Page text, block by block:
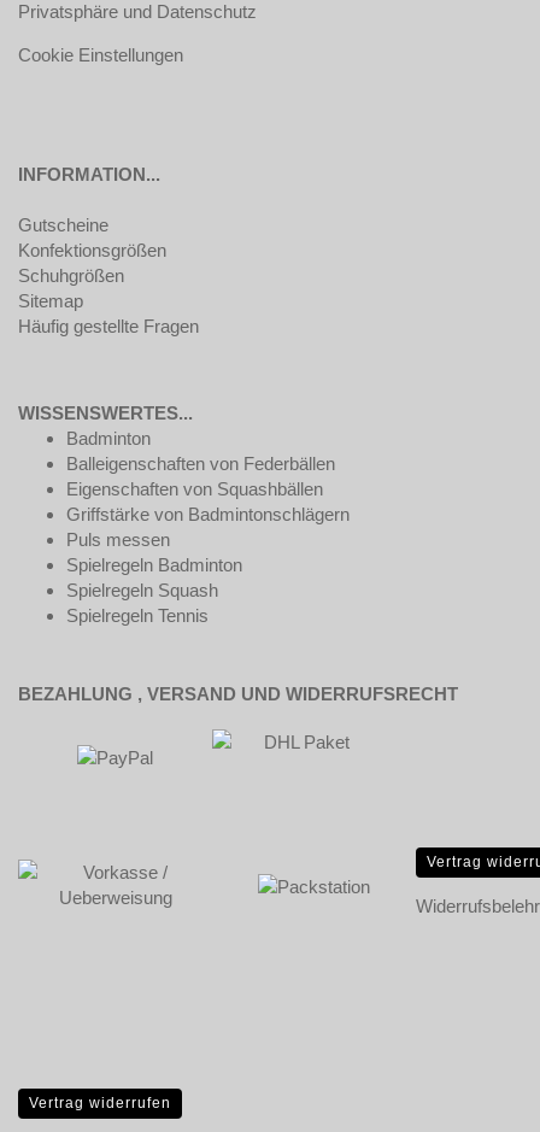
Privatsphäre und Datenschutz
Cookie Einstellungen
INFORMATION...
Gutscheine
Konfektionsgrößen
Schuhgrößen
Sitemap
Häufig gestellte Fragen
WISSENSWERTES...
Badminton
Balleigenschaften von Federbällen
Eigenschaften von Squashbällen
Griffstärke von Badmintonschlägern
Puls messen
Spielregeln Badminton
Spielregeln Squash
Spielregeln Tennis
BEZAHLUNG , VERSAND UND WIDERRUFSRECHT
Vertrag
Vertrag widerrufen